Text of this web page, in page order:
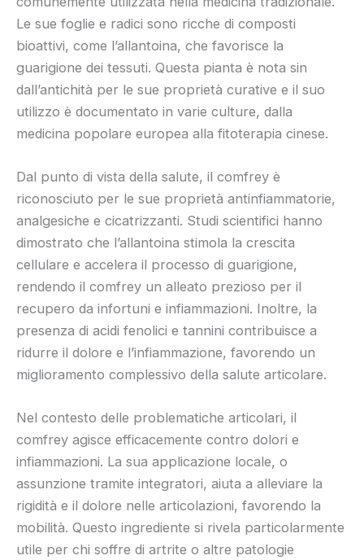
Le sue foglie e radici sono ricche di composti
bioattivi, come l’allantoina, che favorisce la
guarigione dei tessuti. Questa pianta è nota sin
dall’antichità per le sue proprietà curative e il suo
utilizzo è documentato in varie culture, dalla
medicina popolare europea alla fitoterapia cinese.
Dal punto di vista della salute, il comfrey è
riconosciuto per le sue proprietà antinfiammatorie,
analgesiche e cicatrizzanti. Studi scientifici hanno
dimostrato che l’allantoina stimola la crescita
cellulare e accelera il processo di guarigione,
rendendo il comfrey un alleato prezioso per il
recupero da infortuni e infiammazioni. Inoltre, la
presenza di acidi fenolici e tannini contribuisce a
ridurre il dolore e l’infiammazione, favorendo un
miglioramento complessivo della salute articolare.
Nel contesto delle problematiche articolari, il
comfrey agisce efficacemente contro dolori e
infiammazioni. La sua applicazione locale, o
assunzione tramite integratori, aiuta a alleviare la
rigidità e il dolore nelle articolazioni, favorendo la
mobilità. Questo ingrediente si rivela particolarmente
utile per chi soffre di artrite o altre patologie